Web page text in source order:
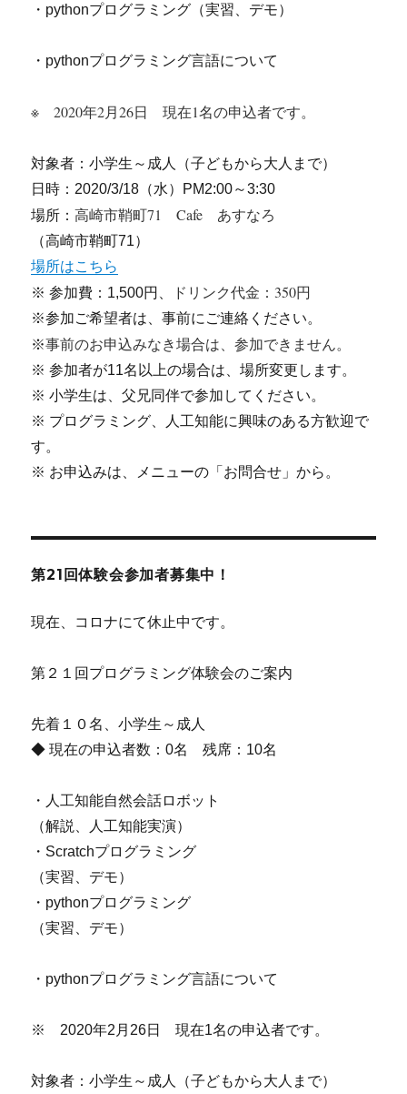
・pythonプログラミング（実習、デモ）
・pythonプログラミング言語について
※ 2020年2月26日 現在1名の申込者です。
対象者：小学生～成人（子どもから大人まで）
日時：2020/3/18（水）PM2:00～3:30
場所：高崎市鞘町71 Cafe あすなろ
（高崎市鞘町71）
場所はこちら
※ 参加費：1,500円、
ドリンク代金：350円
※参加ご希望者は、事前にご連絡ください。
※事前のお申込みなき場合は、参加できません。
※ 参加者が11名以上の場合は、場所変更します。
※ 小学生は、父兄同伴で参加してください。
※ プログラミング、人工知能に興味のある方歓迎で
す。
※ お申込みは、メニューの「お問合せ」から。
第21回体験会参加者募集中！
現在、コロナにて休止中です。
第２１回プログラミング体験会のご案内
先着１０名、小学生～成人
◆ 現在の申込者数：0名 残席：10名
・人工知能自然会話ロボット
（解説、人工知能実演）
・Scratchプログラミング
（実習、デモ）
・pythonプログラミング
（実習、デモ）
・pythonプログラミング言語について
※ 2020年2月26日 現在1名の申込者です。
対象者：小学生～成人（子どもから大人まで）